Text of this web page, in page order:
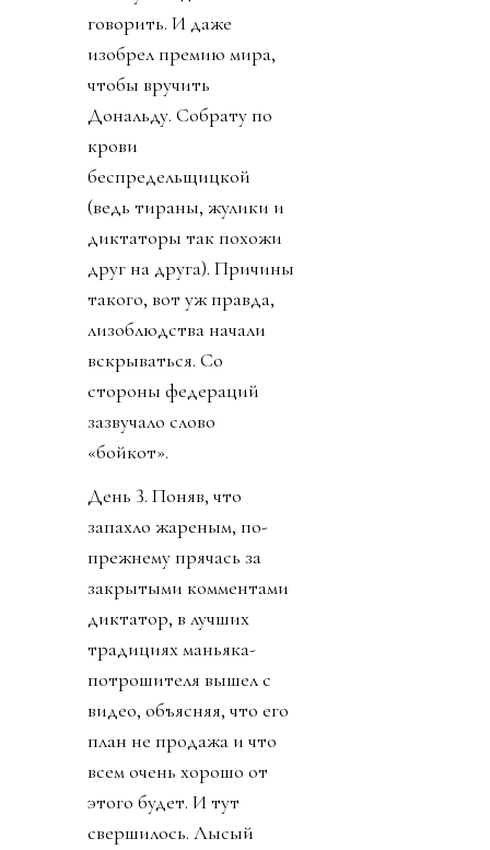
говорить. И даже
изобрел премию мира,
чтобы вручить
Дональду. Собрату по
крови
беспредельщицкой
(ведь тираны, жулики и
диктаторы так похожи
друг на друга). Причины
такого, вот уж правда,
лизоблюдства начали
вскрываться. Со
стороны федераций
зазвучало слово
«бойкот».
День 3. Поняв, что
запахло жареным, по-
прежнему прячась за
закрытыми комментами
диктатор, в лучших
традициях маньяка-
потрошителя вышел с
видео, объясняя, что его
план не продажа и что
всем очень хорошо от
этого будет. И тут
свершилось. Лысый